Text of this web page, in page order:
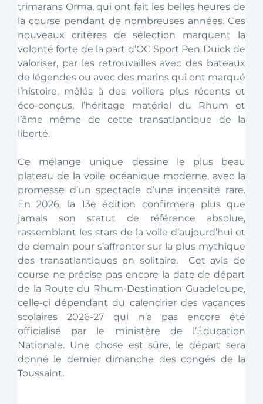
trimarans Orma, qui ont fait les belles heures de
la course pendant de nombreuses années. Ces
nouveaux critères de sélection marquent la
volonté forte de la part d’OC Sport Pen Duick de
valoriser, par les retrouvailles avec des bateaux
de légendes ou avec des marins qui ont marqué
l’histoire, mêlés à des voiliers plus récents et
éco-conçus, l’héritage matériel du Rhum et
l’âme même de cette transatlantique de la
liberté.
Ce mélange unique dessine le plus beau
plateau de la voile océanique moderne, avec la
promesse d’un spectacle d’une intensité rare.
En 2026, la 13e édition confirmera plus que
jamais son statut de référence absolue,
rassemblant les stars de la voile d’aujourd’hui et
de demain pour s’affronter sur la plus mythique
des transatlantiques en solitaire.  Cet avis de
course ne précise pas encore la date de départ
de la Route du Rhum-Destination Guadeloupe,
celle-ci dépendant du calendrier des vacances
scolaires 2026-27 qui n’a pas encore été
officialisé par le ministère de l’Éducation
Nationale. Une chose est sûre, le départ sera
donné le dernier dimanche des congés de la
Toussaint.